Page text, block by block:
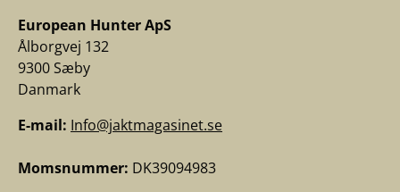
European Hunter ApS
Ålborgvej 132
9300 Sæby
Danmark
E-mail: Info@jaktmagasinet.se
Momsnummer: DK39094983